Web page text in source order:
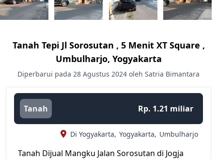
Tanah Tepi Jl Sorosutan , 5 Menit XT Square ,
Umbulharjo, Yogyakarta
Diperbarui pada 28 Agustus 2024 oleh Satria Bimantara
Tanah Rp. 1.21 miliar
Di Yogyakarta, Yogyakarta, Umbulharjo
Tanah Dijual Mangku Jalan Sorosutan di Jogja